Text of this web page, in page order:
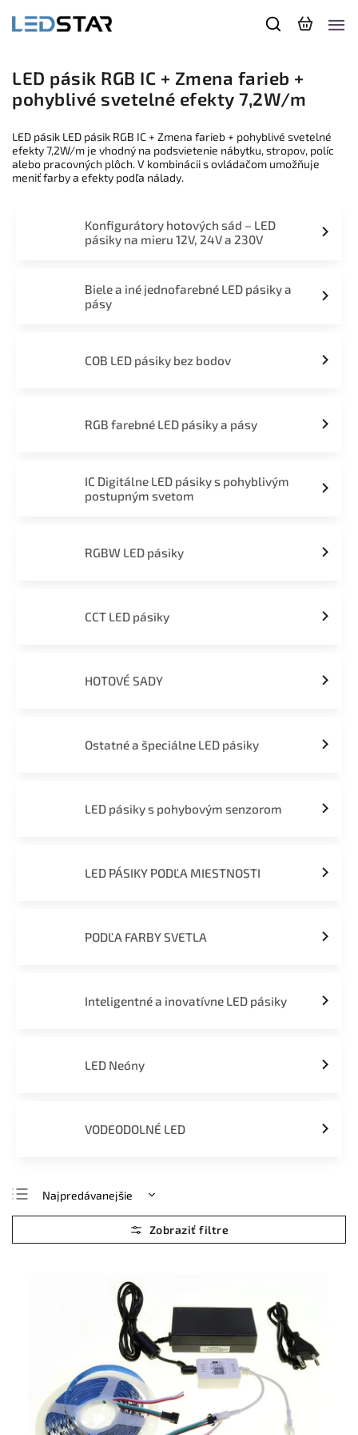
LED pásik RGB IC + Zmena farieb +
pohyblivé svetelné efekty 7,2W/m
LED pásik LED pásik RGB IC + Zmena farieb + pohyblivé svetelné
efekty 7,2W/m je vhodný na podsvietenie nábytku, stropov, políc
alebo pracovných plôch. V kombinácii s ovládačom umožňuje
meniť farby a efekty podľa nálady.
Konfigurátory hotových sád – LED
pásiky na mieru 12V, 24V a 230V
Biele a iné jednofarebné LED pásiky a
pásy
COB LED pásiky bez bodov
RGB farebné LED pásiky a pásy
IC Digitálne LED pásiky s pohyblivým
postupným svetom
RGBW LED pásiky
CCT LED pásiky
HOTOVÉ SADY
Ostatné a špeciálne LED pásiky
LED pásiky s pohybovým senzorom
LED PÁSIKY PODĽA MIESTNOSTI
PODĽA FARBY SVETLA
Inteligentné a inovatívne LED pásiky
LED Neóny
VODEODOLNÉ LED
Najpredávanejšie
Najlacnejšie
Najdrahšie